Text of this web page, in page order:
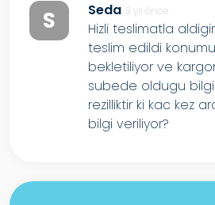
S Seda 3 yıl önce
Hizli teslimatla
teslim edildi
bekletiliyor ve
subede oldugu
rezilliktir ki kac kez
bilgi veriliyor?